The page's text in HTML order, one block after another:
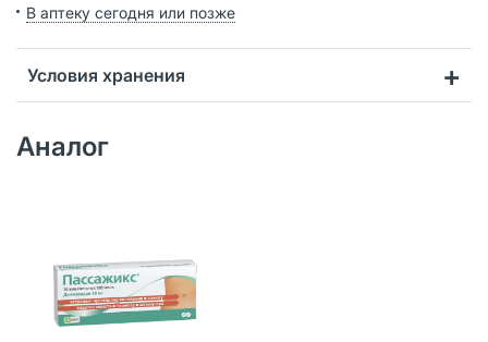
В аптеку сегодня или позже
Условия хранения
Аналог